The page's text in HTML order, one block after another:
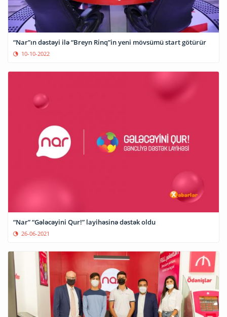
10-10-2022
“Nar” “Gələcəyini Qur!” layihəsinə dəstək oldu
26-06-2021